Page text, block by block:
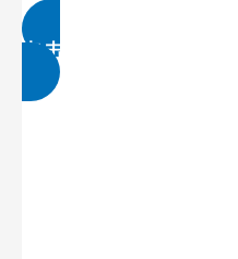
点击免费领取